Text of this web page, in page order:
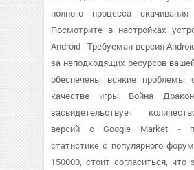
полного процесса
Посмотрите в настройках
Android - Требуемая версия
за неподходящих ресурсов
обеспечены всякие проблемы
качестве игры Война
засвидетельствует
версий с Google Market -
статистике с популярного
150000, стоит согласиться, что